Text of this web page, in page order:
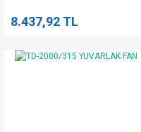
8.437,92 TL